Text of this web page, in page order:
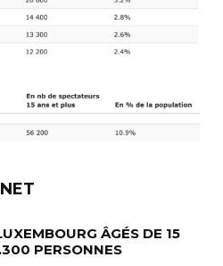
ÂGÉS DE 15
PERSONNES